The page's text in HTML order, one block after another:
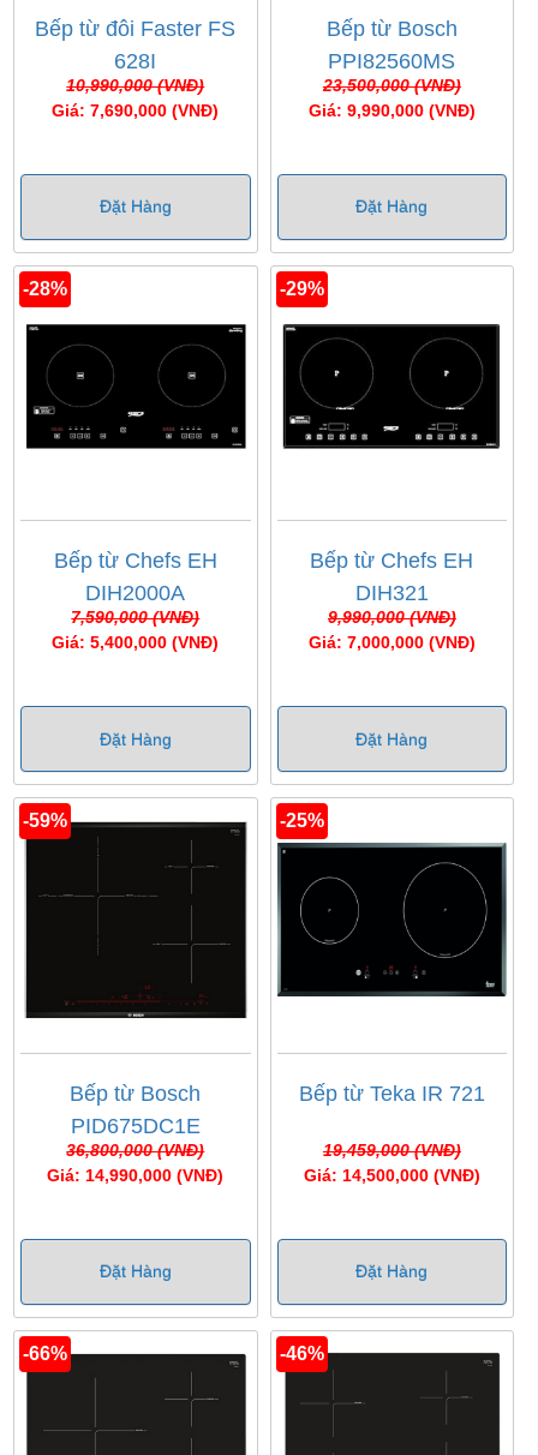
Bếp từ đôi Faster FS
628I
10,990,000 (VNĐ)
Giá: 7,690,000 (VNĐ)
Đặt Hàng
Bếp từ Bosch
PPI82560MS
23,500,000 (VNĐ)
Giá: 9,990,000 (VNĐ)
Đặt Hàng
-28%
Bếp từ Chefs EH
DIH2000A
7,590,000 (VNĐ)
Giá: 5,400,000 (VNĐ)
Đặt Hàng
-29%
Bếp từ Chefs EH
DIH321
9,990,000 (VNĐ)
Giá: 7,000,000 (VNĐ)
Đặt Hàng
-59%
Bếp từ Bosch
PID675DC1E
36,800,000 (VNĐ)
Giá: 14,990,000 (VNĐ)
Đặt Hàng
-25%
Bếp từ Teka IR 721
19,459,000 (VNĐ)
Giá: 14,500,000 (VNĐ)
Đặt Hàng
-66% -46%